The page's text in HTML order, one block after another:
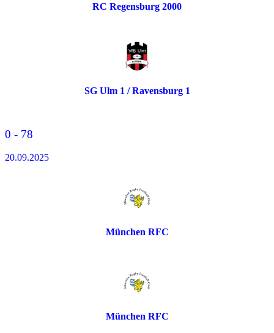
RC Regensburg 2000
SG Ulm 1 / Ravensburg 1
0 - 78
20.09.2025
München RFC
München RFC